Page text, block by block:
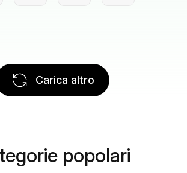
Carica altro
popolari